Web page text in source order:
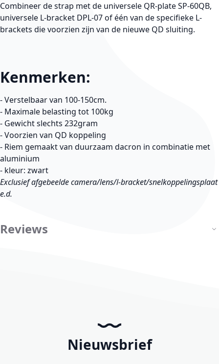
Combineer de strap met de universele QR-plate SP-60QB,
universele L-bracket DPL-07 of één van de specifieke L-
brackets die voorzien zijn van de nieuwe QD sluiting.
Kenmerken:
- Verstelbaar van 100-150cm.
- Maximale belasting tot 100kg
- Gewicht slechts 232gram
- Voorzien van QD koppeling
- Riem gemaakt van duurzaam dacron in combinatie met
aluminium
- kleur: zwart
Exclusief afgebeelde camera/lens/l-bracket/snelkoppelingsplaat
e.d.
Reviews
Nieuwsbrief